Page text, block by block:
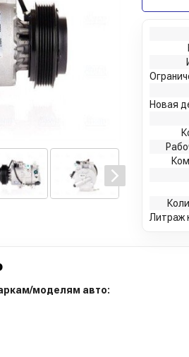
Новая
моделям авто: